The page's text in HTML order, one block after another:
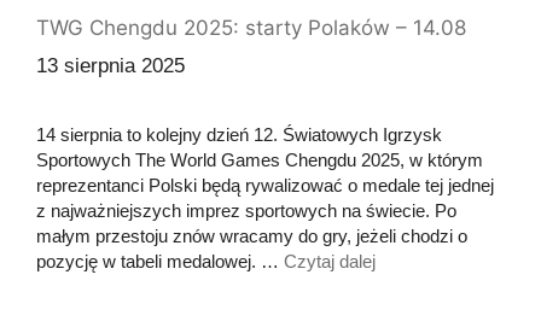
TWG Chengdu 2025: starty Polaków – 14.08
13 sierpnia 2025
14 sierpnia to kolejny dzień 12. Światowych Igrzysk
Sportowych The World Games Chengdu 2025, w którym
reprezentanci Polski będą rywalizować o medale tej jednej
z najważniejszych imprez sportowych na świecie. Po
małym przestoju znów wracamy do gry, jeżeli chodzi o
pozycję w tabeli medalowej. … Czytaj dalej